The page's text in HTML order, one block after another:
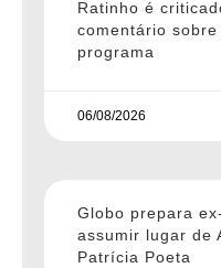
Ratinho é
comentário
programa
06/08/2026
Globo prepara
assumir lugar de
Patrícia Poeta